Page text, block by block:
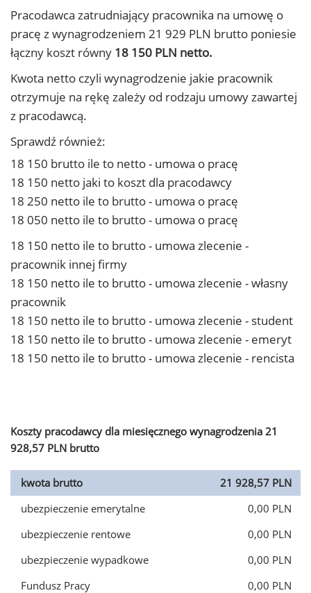
Pracodawca zatrudniający pracownika na umowę o
pracę z wynagrodzeniem 21 929 PLN brutto poniesie
łączny koszt równy 18 150 PLN netto.
Kwota netto czyli wynagrodzenie jakie pracownik
otrzymuje na rękę zależy od rodzaju umowy zawartej
z pracodawcą.
Sprawdź również:
18 150 brutto ile to netto - umowa o pracę
18 150 netto jaki to koszt dla pracodawcy
18 250 netto ile to brutto - umowa o pracę
18 050 netto ile to brutto - umowa o pracę
18 150 netto ile to brutto - umowa zlecenie -
pracownik innej firmy
18 150 netto ile to brutto - umowa zlecenie - własny
pracownik
18 150 netto ile to brutto - umowa zlecenie - student
18 150 netto ile to brutto - umowa zlecenie - emeryt
18 150 netto ile to brutto - umowa zlecenie - rencista
Koszty pracodawcy dla miesięcznego wynagrodzenia 21
928,57 PLN brutto
kwota brutto
21 928,57 PLN
ubezpieczenie emerytalne
0,00 PLN
ubezpieczenie rentowe
0,00 PLN
ubezpieczenie wypadkowe
0,00 PLN
Fundusz Pracy
0,00 PLN